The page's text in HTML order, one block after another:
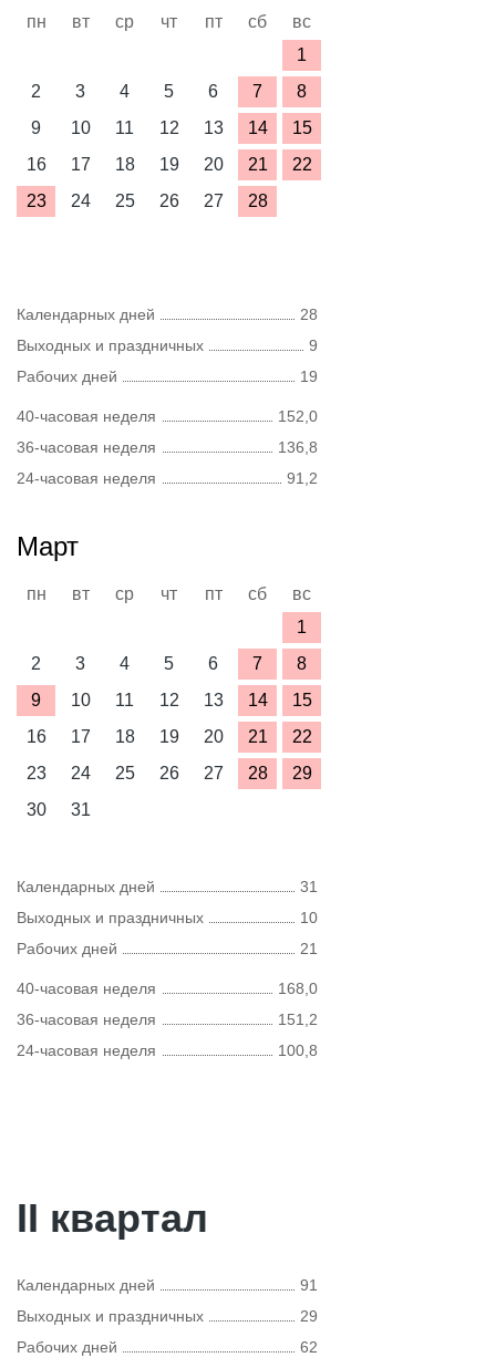
пн вт ср чт пт сб
вс
1
2
3 4 5 6 7
8
9
10 11 12 13 14
15
16
17 18 19 20 21
22
23
24 25 26 27 28
Календарных дней
28
Выходных и праздничных
9
Рабочих дней
19
40-часовая неделя
152,0
36-часовая неделя
136,8
24-часовая неделя
91,2
Март
пн вт ср чт пт сб
вс
1
2
3 4 5 6 7
8
9
10 11 12 13 14
15
16
17 18 19 20 21
22
23
24 25 26 27 28
29
30
31
Календарных дней
31
Выходных и праздничных
10
Рабочих дней
21
40-часовая неделя
168,0
36-часовая неделя
151,2
24-часовая неделя
100,8
II квартал
Календарных дней
91
Выходных и праздничных
29
Рабочих дней
62